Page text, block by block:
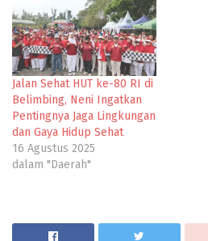
Jalan Sehat HUT ke-80 RI di
Belimbing, Neni Ingatkan
Pentingnya Jaga Lingkungan
dan Gaya Hidup Sehat
16 Agustus 2025
dalam "Daerah"